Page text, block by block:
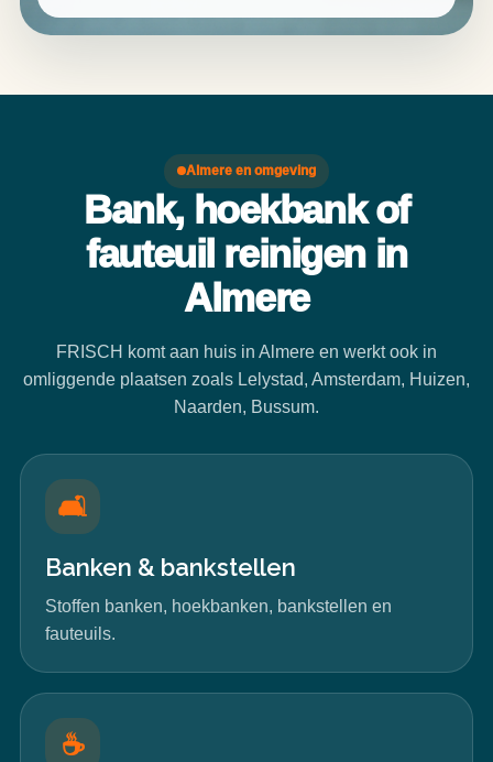
Almere en omgeving
Bank, hoekbank of
fauteuil reinigen in
Almere
FRISCH komt aan huis in Almere en werkt ook in
omliggende plaatsen zoals Lelystad, Amsterdam, Huizen,
Naarden, Bussum.
🛋️
Banken & bankstellen
Stoffen banken, hoekbanken, bankstellen en
fauteuils.
☕